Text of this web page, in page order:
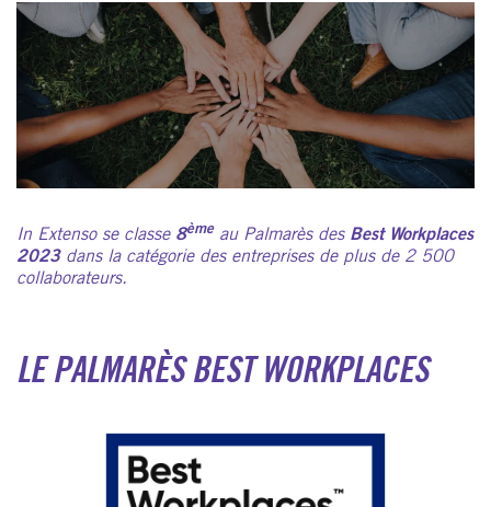
In Extenso se classe 8ème au Palmarès des Best Workplaces
2023dans la catégorie des entreprises de plus de 2 500
collaborateurs.
LE PALMARÈS BEST WORKPLACES